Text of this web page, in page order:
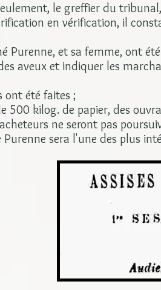
le greffier du
en vérification, il
Purenne, et sa femme, ont
aveux et indiquer les
ont été faites ;
500 kilog. de papier, des
ne seront pas
sera l'une des plus